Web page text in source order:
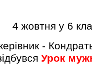
4 жовтня у 6
-
Урок